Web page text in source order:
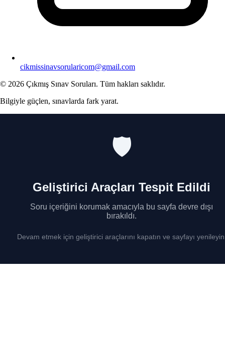
cikmissinavsorularicom@gmail.com
© 2026 Çıkmış Sınav Soruları. Tüm hakları saklıdır.
Bilgiyle güçlen, sınavlarda fark yarat.
🛡️
Geliştirici Araçları Tespit Edildi
Soru içeriğini korumak amacıyla bu sayfa devre dışı
bırakıldı.
Devam etmek için geliştirici araçlarını kapatın ve sayfayı